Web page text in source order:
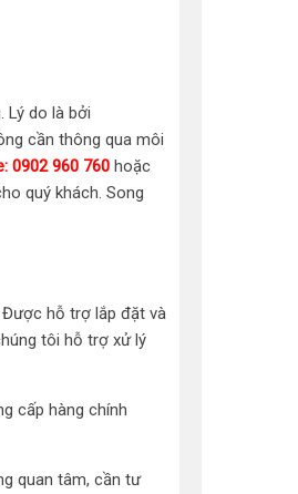
Lý do là bởi
cần thông qua môi
0902 960 760 hoặc
quý khách. Song
hỗ trợ lắp đặt và
tôi hỗ trợ xử lý
cấp hàng chính
quan tâm, cần tư